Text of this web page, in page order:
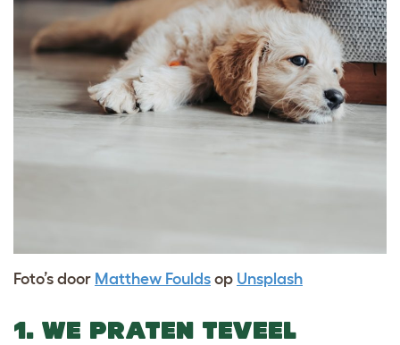
Foto’s door Matthew Foulds op Unsplash
1. WE PRATEN TEVEEL